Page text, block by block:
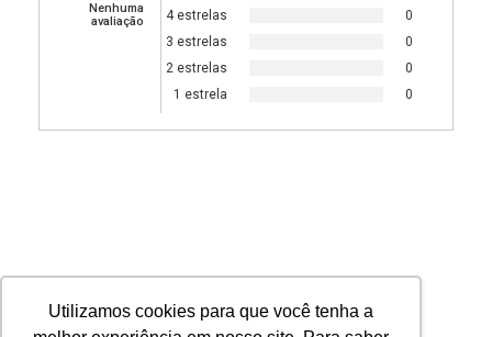
Utilizamos cookies para que você tenha a
Nenhuma
avaliação
4 estrelas
0
3 estrelas
0
2 estrelas
0
1 estrela
0